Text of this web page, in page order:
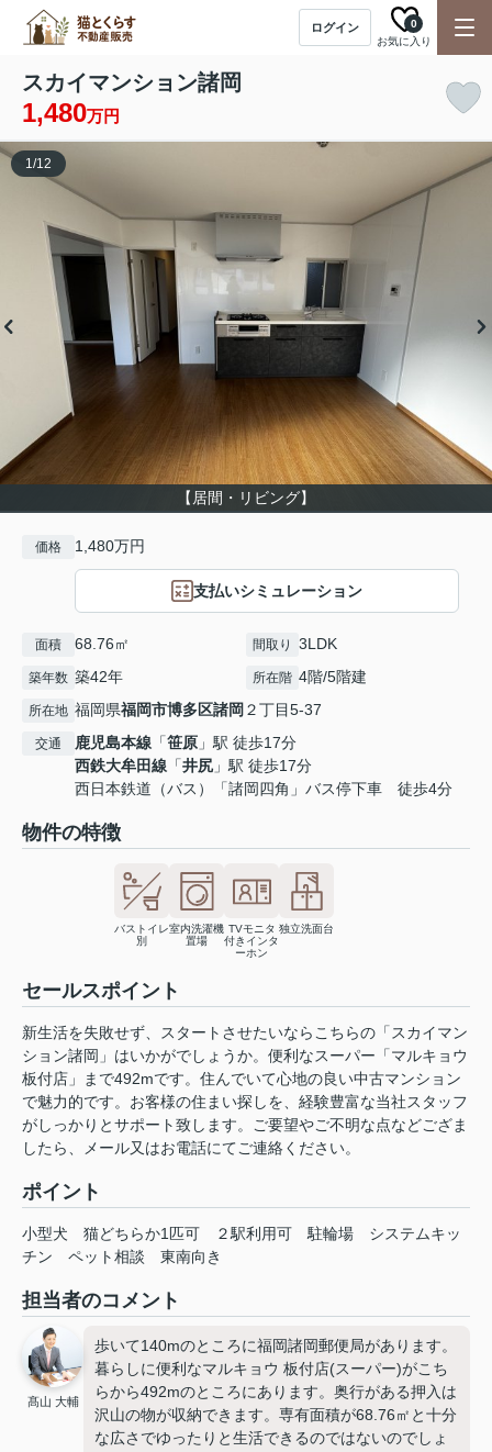
ログイン
お気に入り
0
スカイマンション諸岡
1,480万円
【居間・リビング】
1/12
価格 1,480万円
支払いシミュレーション
面積 68.76㎡ 間取り 3LDK
築年数 築42年 所在階 4階/5階建
所在地 福岡県福岡市博多区諸岡 ２丁目5-37
交通 鹿児島本線 「笹原 」駅 徒歩17分
西鉄大牟田線 「井尻 」駅 徒歩17分
西日本鉄道（バス）「諸岡四角」バス停下車 徒歩4分
物件の特徴
バストイレ
別
室内洗濯機
置場
TVモニタ
付きインタ
ーホン
独立洗面台
セールスポイント
新生活を失敗せず、スタートさせたいならこちらの「スカイマン
ション諸岡」はいかがでしょうか。便利なスーパー「マルキョウ
板付店」まで492mです。住んでいて心地の良い中古マンション
で魅力的です。お客様の住まい探しを、経験豊富な当社スタッフ
がしっかりとサポート致します。ご要望やご不明な点などござま
したら、メール又はお電話にてご連絡ください。
ポイント
小型犬 猫どちらか1匹可 ２駅利用可 駐輪場
システムキッ
チン
ペット相談 東南向き
担当者のコメント
髙山 大輔
歩いて140mのところに福岡諸岡郵便局があります。
暮らしに便利なマルキョウ 板付店(スーパー)がこち
らから492mのところにあります。奥行がある押入は
沢山の物が収納できます。専有面積が68.76㎡と十分
な広さでゆったりと生活できるのではないのでしょ